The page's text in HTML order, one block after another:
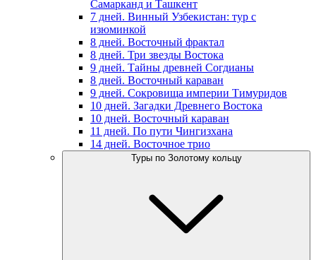
Самарканд и Ташкент
7 дней. Винный Узбекистан: тур с
изюминкой
8 дней. Восточный фрактал
8 дней. Три звезды Востока
9 дней. Тайны древней Согдианы
8 дней. Восточный караван
9 дней. Сокровища империи Тимуридов
10 дней. Загадки Древнего Востока
10 дней. Восточный караван
11 дней. По пути Чингизхана
14 дней. Восточное трио
Туры по Золотому кольцу